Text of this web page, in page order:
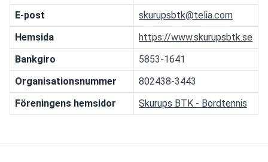
E-post
skurupsbtk@telia.com
Hemsida
https://www.skurupsbtk.se
Bankgiro
5853-1641
Organisationsnummer
802438-3443
Föreningens hemsidor
Skurups BTK - Bordtennis